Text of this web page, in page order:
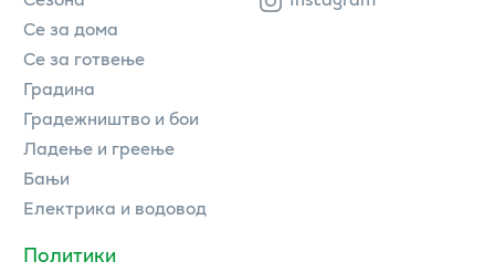
Се за дома
Се за готвење
Градина
Градежништво и бои
Ладење и греење
Бањи
Електрика и водовод
Политики